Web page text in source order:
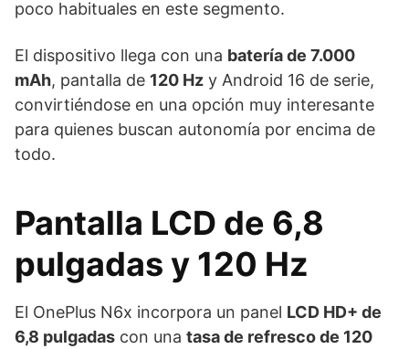
poco habituales en este segmento.
El dispositivo llega con una batería de 7.000
mAh, pantalla de 120 Hz y Android 16 de serie,
convirtiéndose en una opción muy interesante
para quienes buscan autonomía por encima de
todo.
Pantalla LCD de 6,8
pulgadas y 120 Hz
El OnePlus N6x incorpora un panel LCD HD+ de
6,8 pulgadas con una tasa de refresco de 120